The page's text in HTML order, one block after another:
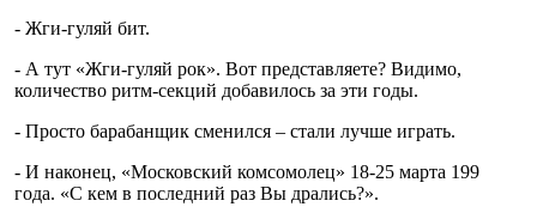
- Жги-гуляй бит.
- А тут «Жги-гуляй рок». Вот представляете? Видимо,
количество ритм-секций добавилось за эти годы.
- Просто барабанщик сменился – стали лучше играть.
- И наконец, «Московский комсомолец» 18-25 марта 199
года. «С кем в последний раз Вы дрались?».